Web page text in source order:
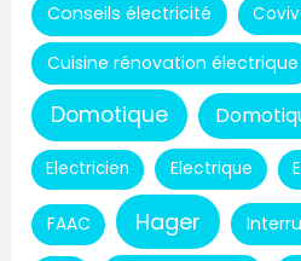
Conseils électricité
Cuisine rénovation électrique
Domotique
Electricien Electrique
FAAC Hager